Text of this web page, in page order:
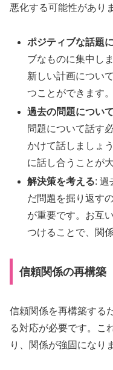
悪化する可能性があり
ポジティブな話題
ブなものに集中し
新しい計画につい
つことができます。
過去の問題につい
問題について話す
かけて話しましょ
に話し合うことが
解決策を考える: 過
だ問題を掘り返す
が重要です。お互
つけることで、関
信頼関係の再構築
信頼関係を再構築する
る対応が必要です。こ
り、関係が強固になり